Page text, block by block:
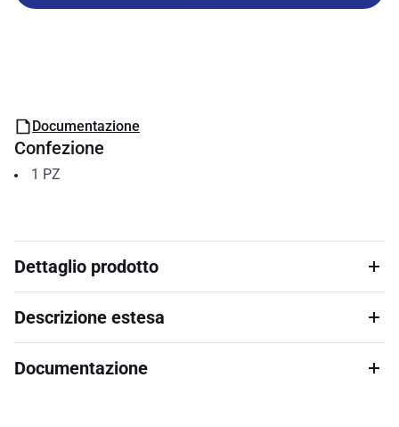
Documentazione
Confezione
1 PZ
Dettaglio prodotto
Descrizione estesa
Documentazione